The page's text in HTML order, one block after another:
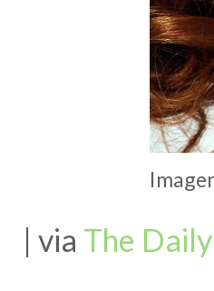
| via The